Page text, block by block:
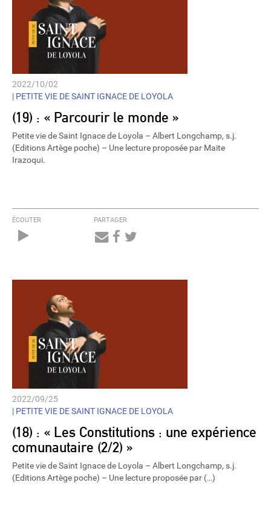
2022/10/02
| PETITE VIE DE SAINT IGNACE DE LOYOLA
(19) : « Parcourir le monde »
Petite vie de Saint Ignace de Loyola – Albert Longchamp, s.j.
(Editions Artège poche) – Une lecture proposée par Maite
Irazoqui.
ÉCOUTER PARTAGER
2022/09/25
| PETITE VIE DE SAINT IGNACE DE LOYOLA
(18) : « Les Constitutions : une expérience
comunautaire (2/2) »
Petite vie de Saint Ignace de Loyola – Albert Longchamp, s.j.
(Editions Artège poche) – Une lecture proposée par (…)